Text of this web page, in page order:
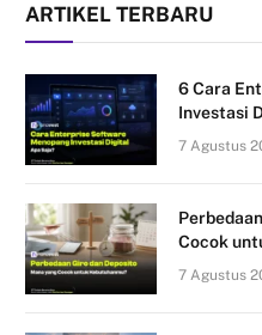
ARTIKEL TERBARU
6 Cara
Investasi
7 Agustus
Cocok
7 Agustus